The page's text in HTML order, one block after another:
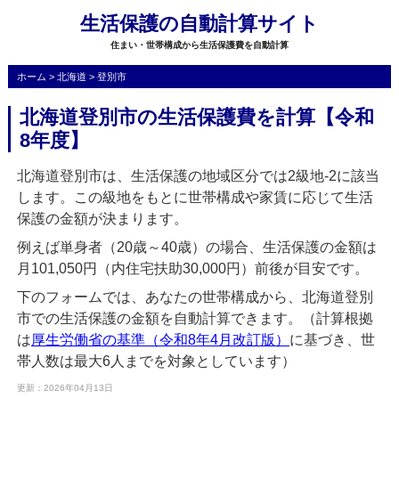
生活保護の自動計算サイト
住まい・世帯構成から生活保護費を自動計算
ホーム > 北海道 > 登別市
北海道登別市の生活保護費を計算【令和
8年度】
北海道登別市は、生活保護の地域区分では2級地-2に該当
します。この級地をもとに世帯構成や家賃に応じて生活
保護の金額が決まります。
例えば単身者（20歳～40歳）の場合、生活保護の金額は
月101,050円（内住宅扶助30,000円）前後が目安です。
下のフォームでは、あなたの世帯構成から、北海道登別
市での生活保護の金額を自動計算できます。（計算根拠
は厚生労働省の基準（令和8年4月改訂版） に基づき、世
帯人数は最大6人までを対象としています）
更新：2026年04月13日